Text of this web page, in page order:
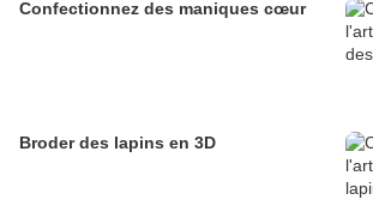
Confectionnez des maniques cœur
Broder des lapins en 3D